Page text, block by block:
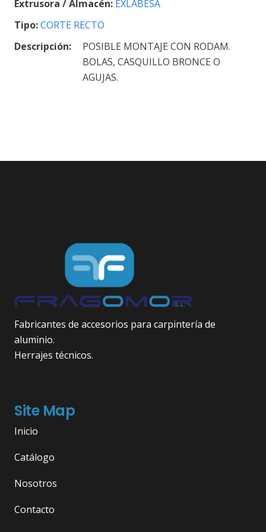
Extrusora / Almacén: EXLABESA
Tipo:CORTE RECTO
Descripción:
POSIBLE MONTAJE CON RODAM.
BOLAS, CASQUILLO BRONCE O
AGUJAS.
Fabricantes de accesorios para carpintería de
aluminio.
Herrajes técnicos.
Site Map
Inicio
Catálogo
Nosotros
Contacto